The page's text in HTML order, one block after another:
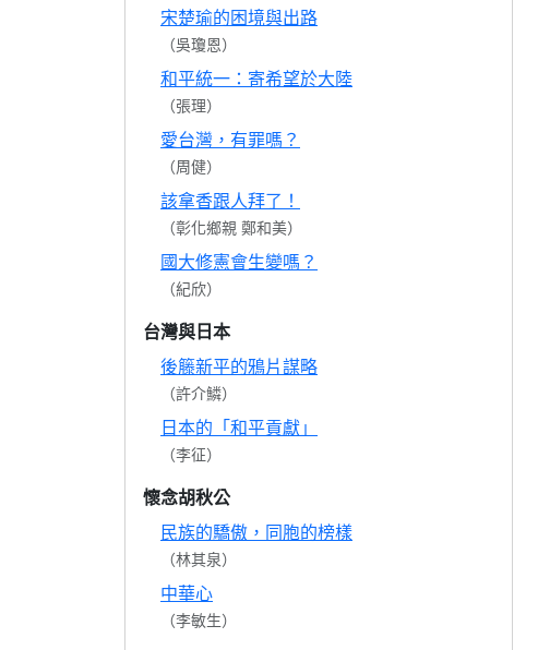
宋楚瑜的困境與出路
（吳瓊恩）
和平統一：寄希望於大陸
（張理）
愛台灣，有罪嗎？
（周健）
該拿香跟人拜了！
（彰化鄉親 鄭和美）
國大修憲會生變嗎？
（紀欣）
台灣與日本
後籐新平的鴉片謀略
（許介鱗）
日本的「和平貢獻」
（李征）
懷念胡秋公
民族的驕傲，同胞的榜樣
（林其泉）
中華心
（李敏生）